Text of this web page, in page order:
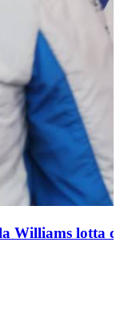
Williams lotta